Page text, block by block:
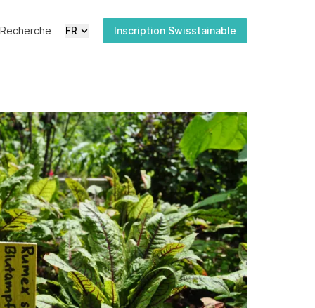
Médias
Publications
Inscription
newsletter
Recherche FR Inscription Swisstainable